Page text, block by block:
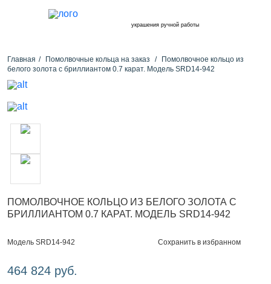
украшения ручной работы
Главная Помолвочные кольца на заказ
Помолвочное кольцо из
белого золота с бриллиантом 0.7 карат. Модель SRD14-942
ПОМОЛВОЧНОЕ КОЛЬЦО ИЗ БЕЛОГО ЗОЛОТА С
БРИЛЛИАНТОМ 0.7 КАРАТ. МОДЕЛЬ SRD14-942
Модель SRD14-942 Сохранить в избранном
464 824 руб.